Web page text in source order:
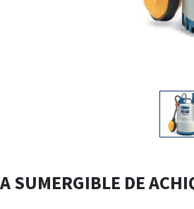
SUMERGIBLE DE